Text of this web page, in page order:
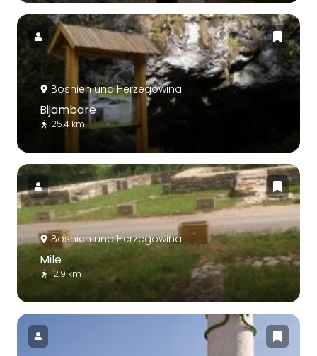
Bosnien und Herzegowina
Bijambare
25.4 km
Bosnien und Herzegowina
Mile
12.9 km